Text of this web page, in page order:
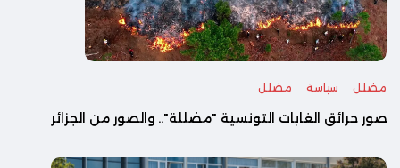
مضلل سياسة مضلل
صور حرائق الغابات التونسية "مضللة".. والصور من الجزائر